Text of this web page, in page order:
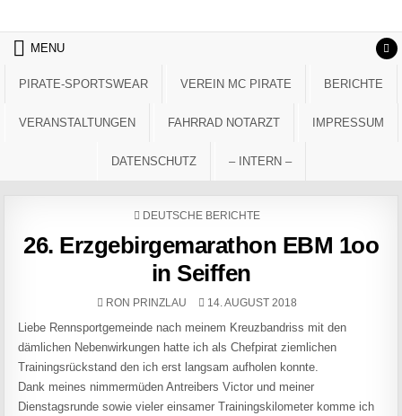
MENU
PIRATE-SPORTSWEAR VEREIN MC PIRATE BERICHTE
VERANSTALTUNGEN FAHRRAD NOTARZT IMPRESSUM
DATENSCHUTZ – INTERN –
POSTED IN
DEUTSCHE BERICHTE
26. Erzgebirgemarathon EBM 1oo
in Seiffen
AUTHOR:
RON PRINZLAU PUBLISHED DATE:
14. AUGUST 2018
Liebe Rennsportgemeinde nach meinem Kreuzbandriss mit den
dämlichen Nebenwirkungen hatte ich als Chefpirat ziemlichen
Trainingsrückstand den ich erst langsam aufholen konnte.
Dank meines nimmermüden Antreibers Victor und meiner
Dienstagsrunde sowie vieler einsamer Trainingskilometer komme ich